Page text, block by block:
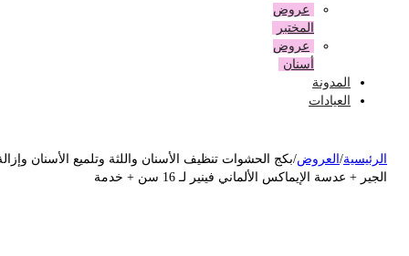
عروض
المختبر
عروض
أسنان
المدونة
العيادات
/العروض بكج الحشوات تنظيف الأسنان واللثة وتلميع الأسنان وإزالة
+ عدسة الإيماكس الألماني فينير لـ 16 سن + خدمة